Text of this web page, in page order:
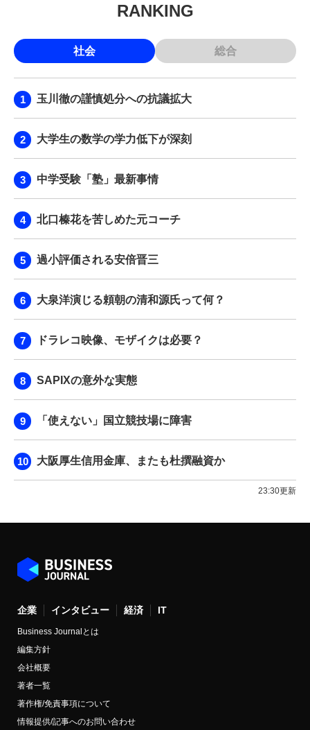
RANKING
社会 総合
玉川徹の謹慎処分への抗議拡大
大学生の数学の学力低下が深刻
中学受験「塾」最新事情
北口榛花を苦しめた元コーチ
過小評価される安倍晋三
大泉洋演じる頼朝の清和源氏って何？
ドラレコ映像、モザイクは必要？
SAPIXの意外な実態
「使えない」国立競技場に障害
大阪厚生信用金庫、またも杜撰融資か
23:30更新
企業 インタビュー 経済 IT
Business Journalとは
編集方針
会社概要
著者一覧
著作権/免責事項について
情報提供/記事へのお問い合わせ